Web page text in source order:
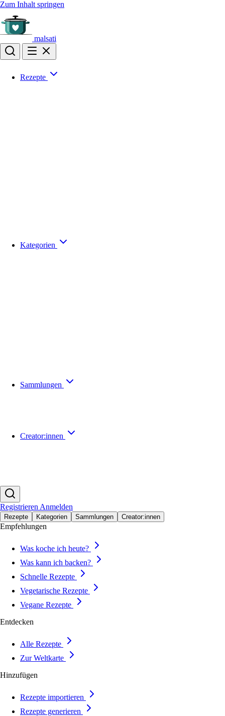
Zum Inhalt springen
malsati
Rezepte
Kategorien
Sammlungen
Creator:innen
Registrieren Anmelden
Rezepte Kategorien Sammlungen Creator:innen
Empfehlungen
Was koche ich heute?
Was kann ich backen?
Schnelle Rezepte
Vegetarische Rezepte
Vegane Rezepte
Entdecken
Alle Rezepte
Zur Weltkarte
Hinzufügen
Rezepte importieren
Rezepte generieren